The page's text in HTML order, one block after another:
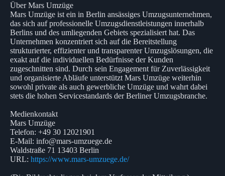
Über Mars Umzüge
Mars Umzüge ist ein in Berlin ansässiges Umzugsunternehmen,
das sich auf professionelle Umzugsdienstleistungen innerhalb
Berlins und des umliegenden Gebiets spezialisiert hat. Das
Unternehmen konzentriert sich auf die Bereitstellung
strukturierter, effizienter und transparenter Umzugslösungen, die
exakt auf die individuellen Bedürfnisse der Kunden
zugeschnitten sind. Durch sein Engagement für Zuverlässigkeit
und organisierte Abläufe unterstützt Mars Umzüge weiterhin
sowohl private als auch gewerbliche Umzüge und wahrt dabei
stets die hohen Servicestandards der Berliner Umzugsbranche.
Medienkontakt
Mars Umzüge
Telefon: +49 30 12021901
E-Mail: info@mars-umzuege.de
Waldstraße 71 13403 Berlin
URL: https://www.mars-umzuege.de/